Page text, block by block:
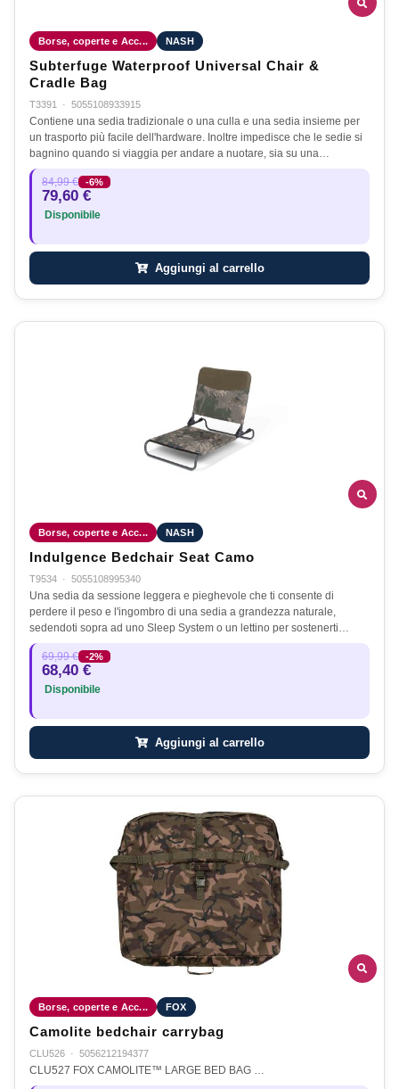
Borse, coperte e Acc... NASH
Subterfuge Waterproof Universal Chair &
Cradle Bag
T3391 · 5055108933915
Contiene una sedia tradizionale o una culla e una sedia insieme per
un trasporto più facile dell'hardware. Inoltre impedisce che le sedie si
bagnino quando si viaggia per andare a nuotare, sia su una…
84,99 € -6%
79,60 €
Disponibile
Aggiungi al carrello
Borse, coperte e Acc... NASH
Indulgence Bedchair Seat Camo
T9534 · 5055108995340
Una sedia da sessione leggera e pieghevole che ti consente di
perdere il peso e l'ingombro di una sedia a grandezza naturale,
sedendoti sopra ad uno Sleep System o un lettino per sostenerti…
69,99 € -2%
68,40 €
Disponibile
Aggiungi al carrello
Borse, coperte e Acc... FOX
Camolite bedchair carrybag
CLU526 · 5056212194377
CLU527 FOX CAMOLITE™ LARGE BED BAG …